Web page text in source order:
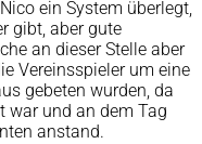
ein System überlegt,
gibt, aber gute
an dieser Stelle aber
Vereinsspieler um eine
gebeten wurden, da
war und an dem Tag
anstand.